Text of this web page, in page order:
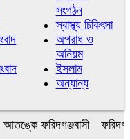
সংগঠন
স্বাস্থ্য চিকিৎসা
অপরাধ ও
অনিয়ম
ইসলাম
অন্যান্য
ফরিদগঞ্জবাসী ফরিদগঞ্জে